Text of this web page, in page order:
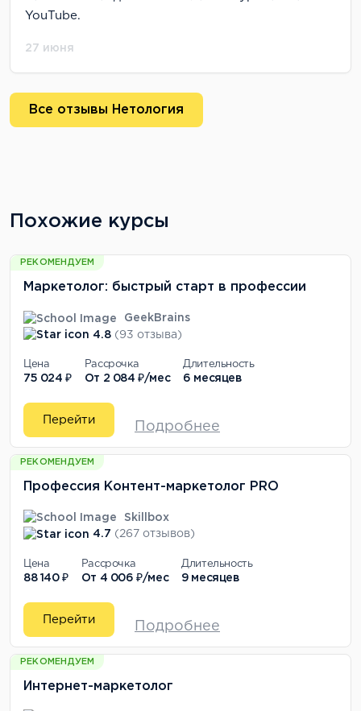
YouTube.
27 июня
Все отзывы Нетология
Похожие курсы
РЕКОМЕНДУЕМ
Маркетолог: быстрый старт в профессии
GeekBrains
4.8 (93 отзыва)
Цена
75 024 ₽
Рассрочка
От 2 084 ₽/мес
Длительность
6 месяцев
Перейти
Подробнее
РЕКОМЕНДУЕМ
Профессия Контент-маркетолог PRO
Skillbox
4.7 (267 отзывов)
Цена
88 140 ₽
Рассрочка
От 4 006 ₽/мес
Длительность
9 месяцев
Перейти
Подробнее
РЕКОМЕНДУЕМ
Интернет-маркетолог